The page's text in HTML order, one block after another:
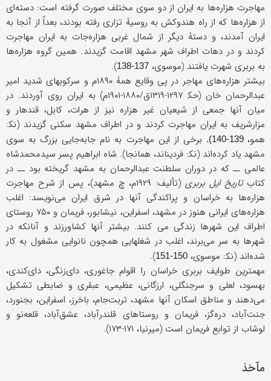
مهاجرت هزاره‌ها به ایران از دو سوی مختلف صورت گرفته است: دسته‌ای
از هزاره‌ها که از راه هندوکش به روسیۀ تزاری رفته بودند، بعداً از آنجا به
ایران آمدند، و دستۀ دیگر از شمال غربی هزاره‌جات به ایران مهاجرت
کردند و در دهات اطراف شهر مشهد اقامت گزیدند. همین گروه هزاره‌ها
به بربری شهرت یافتند (موسوی، 137-138
).
بیشتر هزاره‌های مهاجر در پی وقایع همۀ ۱۸۹۰م و سرکوبهای شدید امیر
عبدالرحمان خان (حک‍ ۱۲۹۷-۱۳۱۹ق/۱۸۸۰-۱۹۰۱م) به ایران روی آوردند. در
میان آنها جمعی از شیعیان غیر هزاره نیز از هرات، کابل، قندهار و
مزارشریف به ایران مهاجرت کردند و در اطراف مشهد سکنی گزیدند (نک‍:
همو، 139-140).
برخی از این مهاجرت به نام جابه‌جایی بزرگ به سوی
مشهد یاد کرده‌اند (نک‍: فردیناند، همانجا). شاه ابراهیم پسر سیدمحمدشاه
عالمی ــ که در دوران سلطنت عبدالرحمان به مشهد گریخته بود ــ در
کتاب تاریخ ایل بربری
(تألیف: ۱۹۲۹م، چ مشهد)، پس از شرح مهاجرت
هزاره‌ها به خراسان و پراکندگی آنها در شرق ایران می‌نویسد: اغلب
هزاره‌های ایرانی هنوز در مشهد، اسفراین، نیشابور، فریمان و ۷۵۰ روستای
اطراف این شهرها زندگی می کنند. بیشتر آنها کشاورزند و آنانکه در
شهرها به سر می‌برند، اغلب در شغلهایی همچون نانوایی مشغول به کار
شده‌اند (نک‍‍: موسوی، 150-151
).
مهمترین طوایف بربری خراسان را اقوام جاغوری، دای‌زنگی، دای‌کندی،
بهسود، لعلی و سرجنگلی، ارزگانی، عظیمی، عبقری و ضابطی تشکیل
می‌دهند و مناطق اسکان آنها مشهد، تربت‌جام، باخرز، اسفراین، بجنورد،
جنت‌آباد، دره‌گز، فریمان و روستاهای قلندرآباد، عشق‌آباد، قلعه‌نو و
لوشاب از توابع فریمان است (میرنیا، ۱۷۱-۱۷۳).
مآخذ